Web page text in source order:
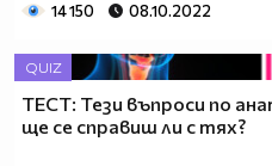
14 150 08.10.2022
QUIZ
ТЕСТ: Тези въпроси по
ще се справиш ли с тях?